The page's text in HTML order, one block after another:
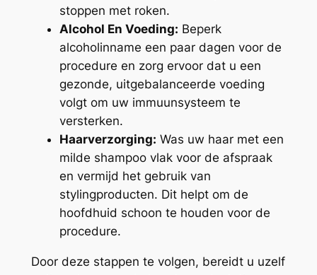
stoppen met roken.
Alcohol En Voeding: Beperk
alcoholinname een paar dagen voor de
procedure en zorg ervoor dat u een
gezonde, uitgebalanceerde voeding
volgt om uw immuunsysteem te
versterken.
Haarverzorging: Was uw haar met een
milde shampoo vlak voor de afspraak
en vermijd het gebruik van
stylingproducten. Dit helpt om de
hoofdhuid schoon te houden voor de
procedure.
Door deze stappen te volgen, bereidt u uzelf